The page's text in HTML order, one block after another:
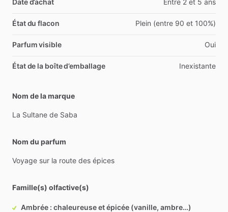
Date d’achat Entre 2 et 5 ans
État du flacon Plein (entre 90 et 100%)
Parfum visible Oui
État de la boîte d’emballage Inexistante
Nom de la marque
La Sultane de Saba
Nom du parfum
Voyage sur la route des épices
Famille(s) olfactive(s)
Ambrée : chaleureuse et épicée (vanille, ambre…)